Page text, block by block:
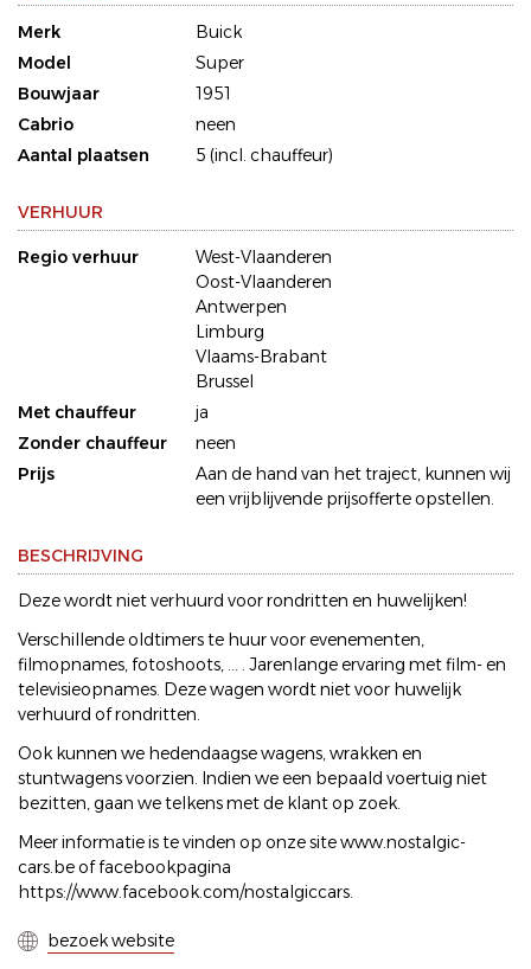
Merk
Buick
Model
Super
Bouwjaar
1951
Cabrio
neen
Aantal plaatsen
5 (incl. chauffeur)
VERHUUR
Regio verhuur
West-Vlaanderen
Oost-Vlaanderen
Antwerpen
Limburg
Vlaams-Brabant
Brussel
Met chauffeur
ja
Zonder chauffeur
neen
Prijs
Aan de hand van het traject, kunnen wij
een vrijblijvende prijsofferte opstellen.
BESCHRIJVING
Deze wordt niet verhuurd voor rondritten en huwelijken!
Verschillende oldtimers te huur voor evenementen,
filmopnames, fotoshoots, ... . Jarenlange ervaring met film- en
televisieopnames. Deze wagen wordt niet voor huwelijk
verhuurd of rondritten.
Ook kunnen we hedendaagse wagens, wrakken en
stuntwagens voorzien. Indien we een bepaald voertuig niet
bezitten, gaan we telkens met de klant op zoek.
Meer informatie is te vinden op onze site www.nostalgic-
cars.be of facebookpagina
https://www.facebook.com/nostalgiccars.
bezoek website